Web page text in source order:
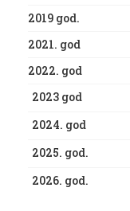
2019 god.
2021. god
2022. god
2023 god
2024. god
2025. god.
2026. god.